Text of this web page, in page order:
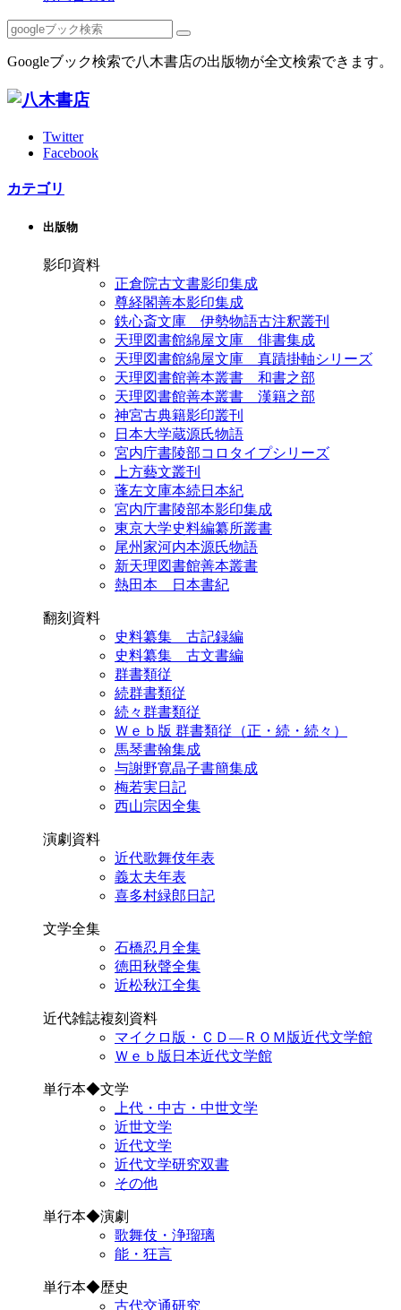
Googleブック検索で八木書店の出版物が全文検索できます。
Twitter
Facebook
カテゴリ
出版物
影印資料
正倉院古文書影印集成
尊経閣善本影印集成
鉄心斎文庫 伊勢物語古注釈叢刊
天理図書館綿屋文庫 俳書集成
天理図書館綿屋文庫 真蹟掛軸シリーズ
天理図書館善本叢書 和書之部
天理図書館善本叢書 漢籍之部
神宮古典籍影印叢刊
日本大学蔵源氏物語
宮内庁書陵部コロタイプシリーズ
上方藝文叢刊
蓬左文庫本続日本紀
宮内庁書陵部本影印集成
東京大学史料編纂所叢書
尾州家河内本源氏物語
新天理図書館善本叢書
熱田本 日本書紀
翻刻資料
史料纂集 古記録編
史料纂集 古文書編
群書類従
続群書類従
続々群書類従
Ｗｅｂ版 群書類従（正・続・続々）
馬琴書翰集成
与謝野寛晶子書簡集成
梅若実日記
西山宗因全集
演劇資料
近代歌舞伎年表
義太夫年表
喜多村緑郎日記
文学全集
石橋忍月全集
徳田秋聲全集
近松秋江全集
近代雑誌複刻資料
マイクロ版・ＣＤ―ＲＯＭ版近代文学館
Ｗｅｂ版日本近代文学館
単行本◆文学
上代・中古・中世文学
近世文学
近代文学
近代文学研究双書
その他
単行本◆演劇
歌舞伎・浄瑠璃
能・狂言
単行本◆歴史
古代交通研究